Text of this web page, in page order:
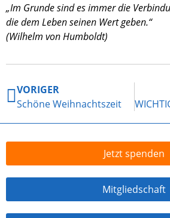
Jetzt spenden
Mitgliedschaft
„Im Grunde sind es immer die
die dem Leben seinen Wert geben.“
(Wilhelm von Humboldt)
VORIGER
Schöne Weihnachtszeit